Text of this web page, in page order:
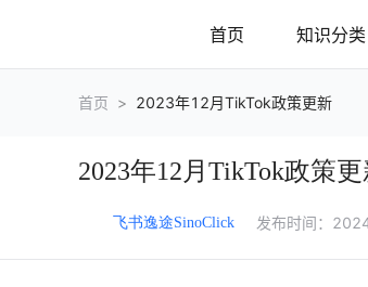
首页 知识分类
营销推广
首页 > 2023年12月TikTok政策更新
2023年12月TikTok政策更
飞书逸途SinoClick 发布时间：